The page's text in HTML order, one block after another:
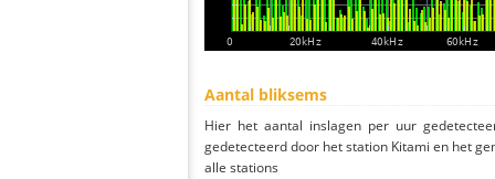
Aantal bliksems
Hier het aantal inslagen per uur
gedetecteerd door het station Kitami en het
alle stations